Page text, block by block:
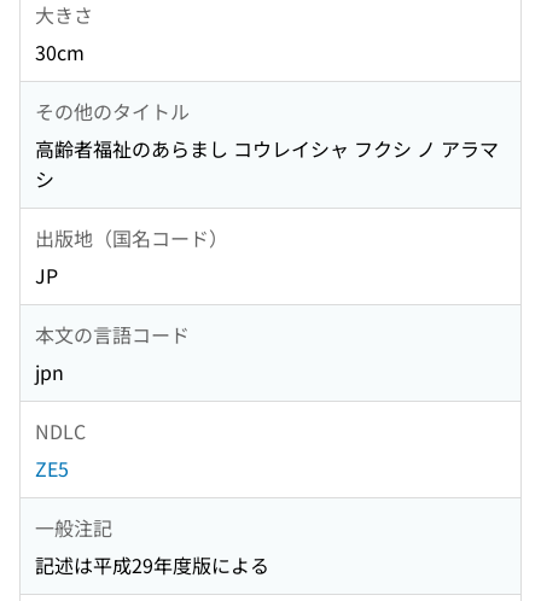
大きさ
30cm
その他のタイトル
高齢者福祉のあらまし コウレイシャ フクシ ノ アラマ
シ
出版地（国名コード）
JP
本文の言語コード
jpn
NDLC
ZE5
一般注記
記述は平成29年度版による